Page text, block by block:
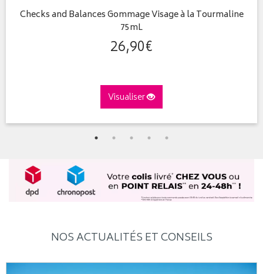
Checks and Balances Gommage Visage à la Tourmaline
75mL
26,90€
Visualiser
NOS ACTUALITÉS ET CONSEILS